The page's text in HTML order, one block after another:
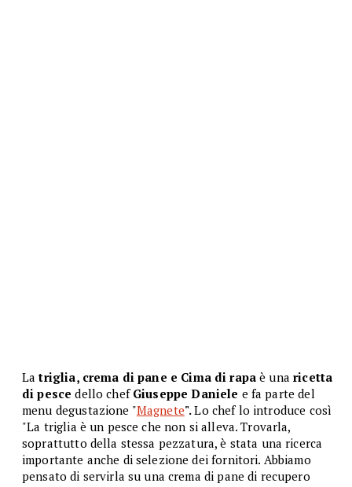
La triglia, crema di pane e Cima di rapaè unaricetta
di pesce dello chef Giuseppe Daniele e fa parte del
menu degustazione "Magnete".Lo chef lo introduce così
"La triglia è un pesce che non si alleva. Trovarla,
soprattutto della stessa pezzatura, è stata una ricerca
importante anche di selezione dei fornitori. Abbiamo
pensato di servirla su una crema di pane di recupero